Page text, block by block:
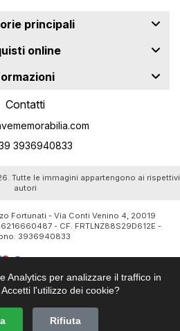
Analytics per analizzare il traffico in
l'utilizzo dei cookie?
Rifiuta
principali
online
Contatti
3936940833
Tutte le immagini appartengono ai rispettivi
autori
Fortunati - Via Conti Venino 4, 20019
- CF. FRTLNZ88S29D612E -
3936940833